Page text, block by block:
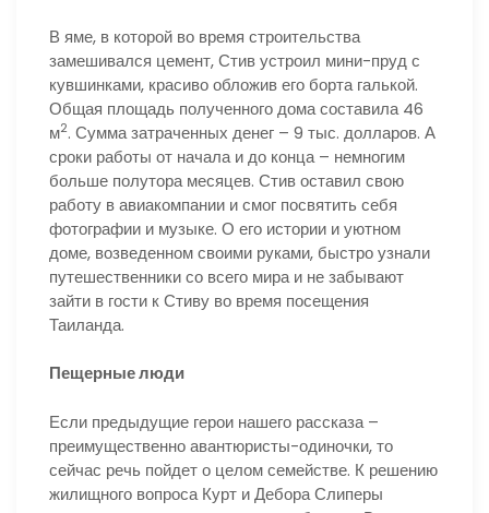
В яме, в которой во время строительства
замешивался цемент, Стив устроил мини-пруд с
кувшинками, красиво обложив его борта галькой.
Общая площадь полученного дома составила 46
м2. Сумма затраченных денег – 9 тыс. долларов. А
сроки работы от начала и до конца – немногим
больше полутора месяцев. Стив оставил свою
работу в авиакомпании и смог посвятить себя
фотографии и музыке. О его истории и уютном
доме, возведенном своими руками, быстро узнали
путешественники со всего мира и не забывают
зайти в гости к Стиву во время посещения
Таиланда.
Пещерные люди
Если предыдущие герои нашего рассказа –
преимущественно авантюристы-одиночки, то
сейчас речь пойдет о целом семействе. К решению
жилищного вопроса Курт и Дебора Слиперы